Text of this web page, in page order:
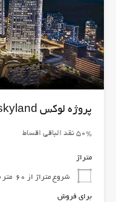
پروژه لوکس skyland
50% نقد الباقی اقساط
متراژ
شروع متراژ از 60 متر
برای فروش